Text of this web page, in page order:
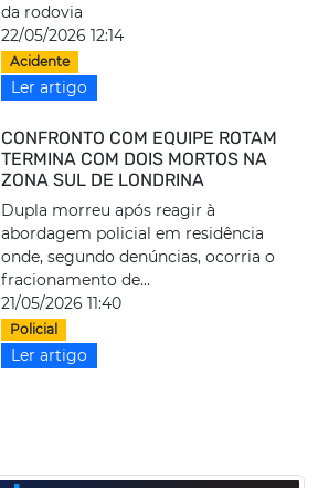
da rodovia
22/05/2026 12:14
Acidente
Ler artigo
CONFRONTO COM EQUIPE ROTAM
TERMINA COM DOIS MORTOS NA
ZONA SUL DE LONDRINA
Dupla morreu após reagir à
abordagem policial em residência
onde, segundo denúncias, ocorria o
fracionamento de...
21/05/2026 11:40
Policial
Ler artigo